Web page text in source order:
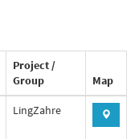
Project /
Group
Map
LingZahre